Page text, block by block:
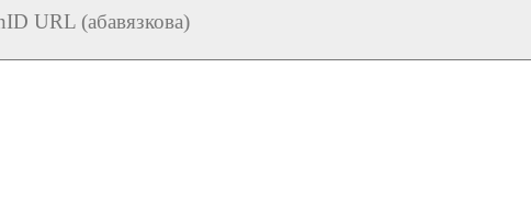
URL (абавязкова)